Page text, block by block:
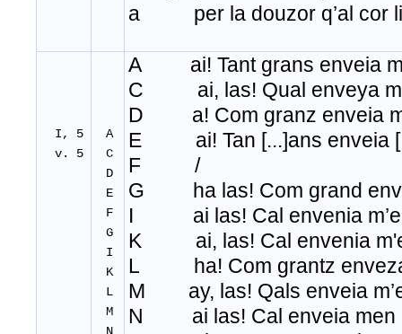
a per la douzor q’al cor li
I, 5
v. 5
A
C
D
E
F
G
I
K
L
M
A ai! Tant grans enveia
C ai, las! Qual enveya
D a! Com granz enveia
E ai! Tan [...]ans enveia
F /
G ha las! Com grand
I ai las! Cal envenia
K ai, las! Cal envenia
L ha! Com grantz
M ay, las! Qals enveia
N ai las! Cal enveia men